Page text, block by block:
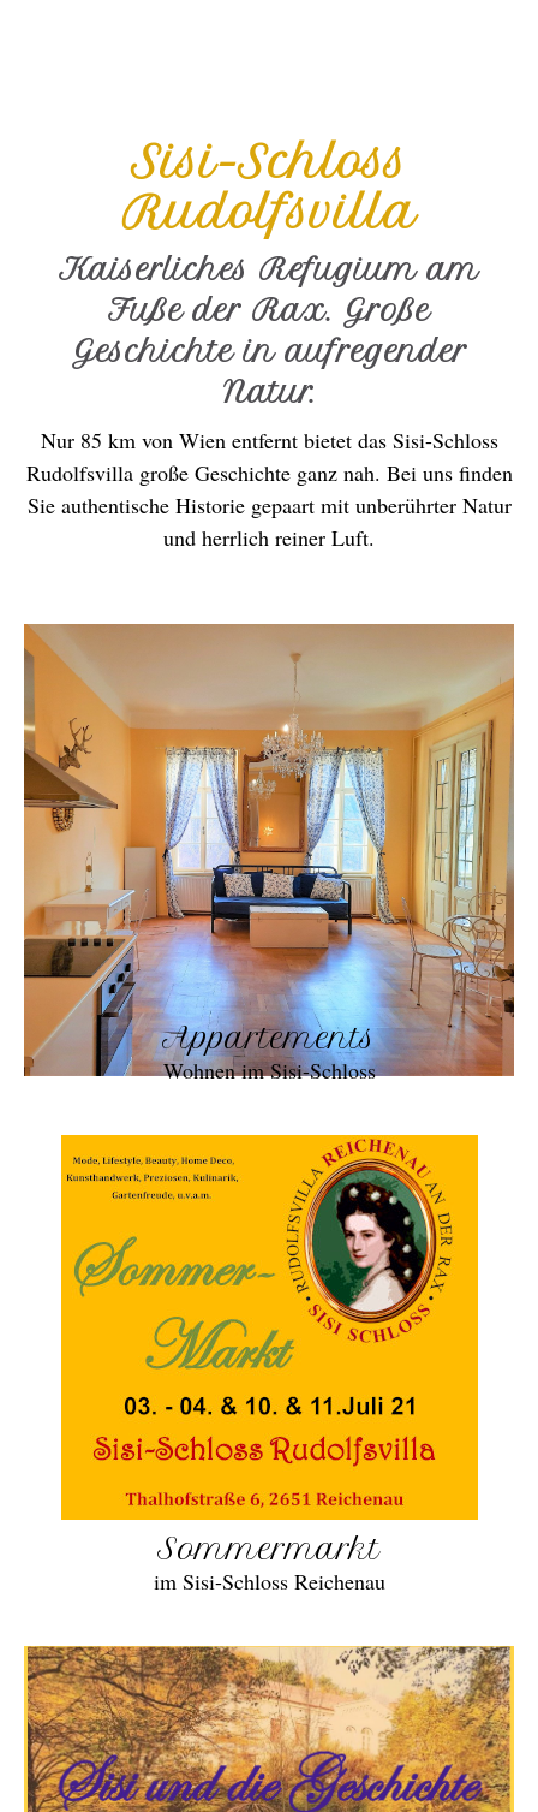
Sisi-Schloss
Rudolfsvilla
Kaiserliches Refugium am
Fuße der Rax. Große
Geschichte in aufregender
Natur.
Nur 85 km von Wien entfernt bietet das Sisi-Schloss
Rudolfsvilla große Geschichte ganz nah. Bei uns finden
Sie authentische Historie gepaart mit unberührter Natur
und herrlich reiner Luft.
Appartements
Wohnen im Sisi-Schloss
Sommermarkt
im Sisi-Schloss Reichenau